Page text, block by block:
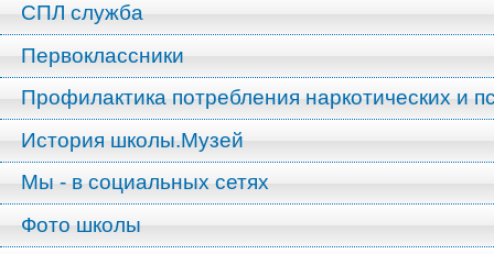
СПЛ служба
Первоклассники
Профилактика потребления наркотических и
История школы.Музей
Мы - в социальных сетях
Фото школы